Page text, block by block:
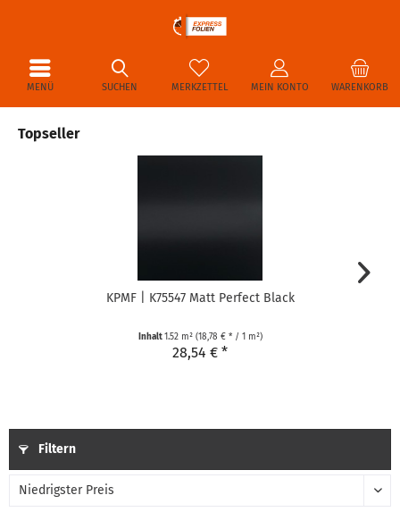
MENÜ WARENKORB
MERKZETTEL MEIN KONTO
SUCHEN
Topseller
KPMF | K75547 Matt Perfect Black
Inhalt1.52 m² (18,78 € * / 1 m²)
28,54 € *
Filtern